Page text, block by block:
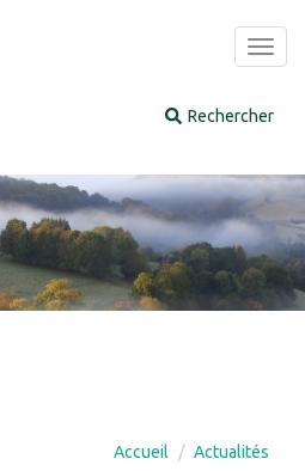
Accueil
Actualités